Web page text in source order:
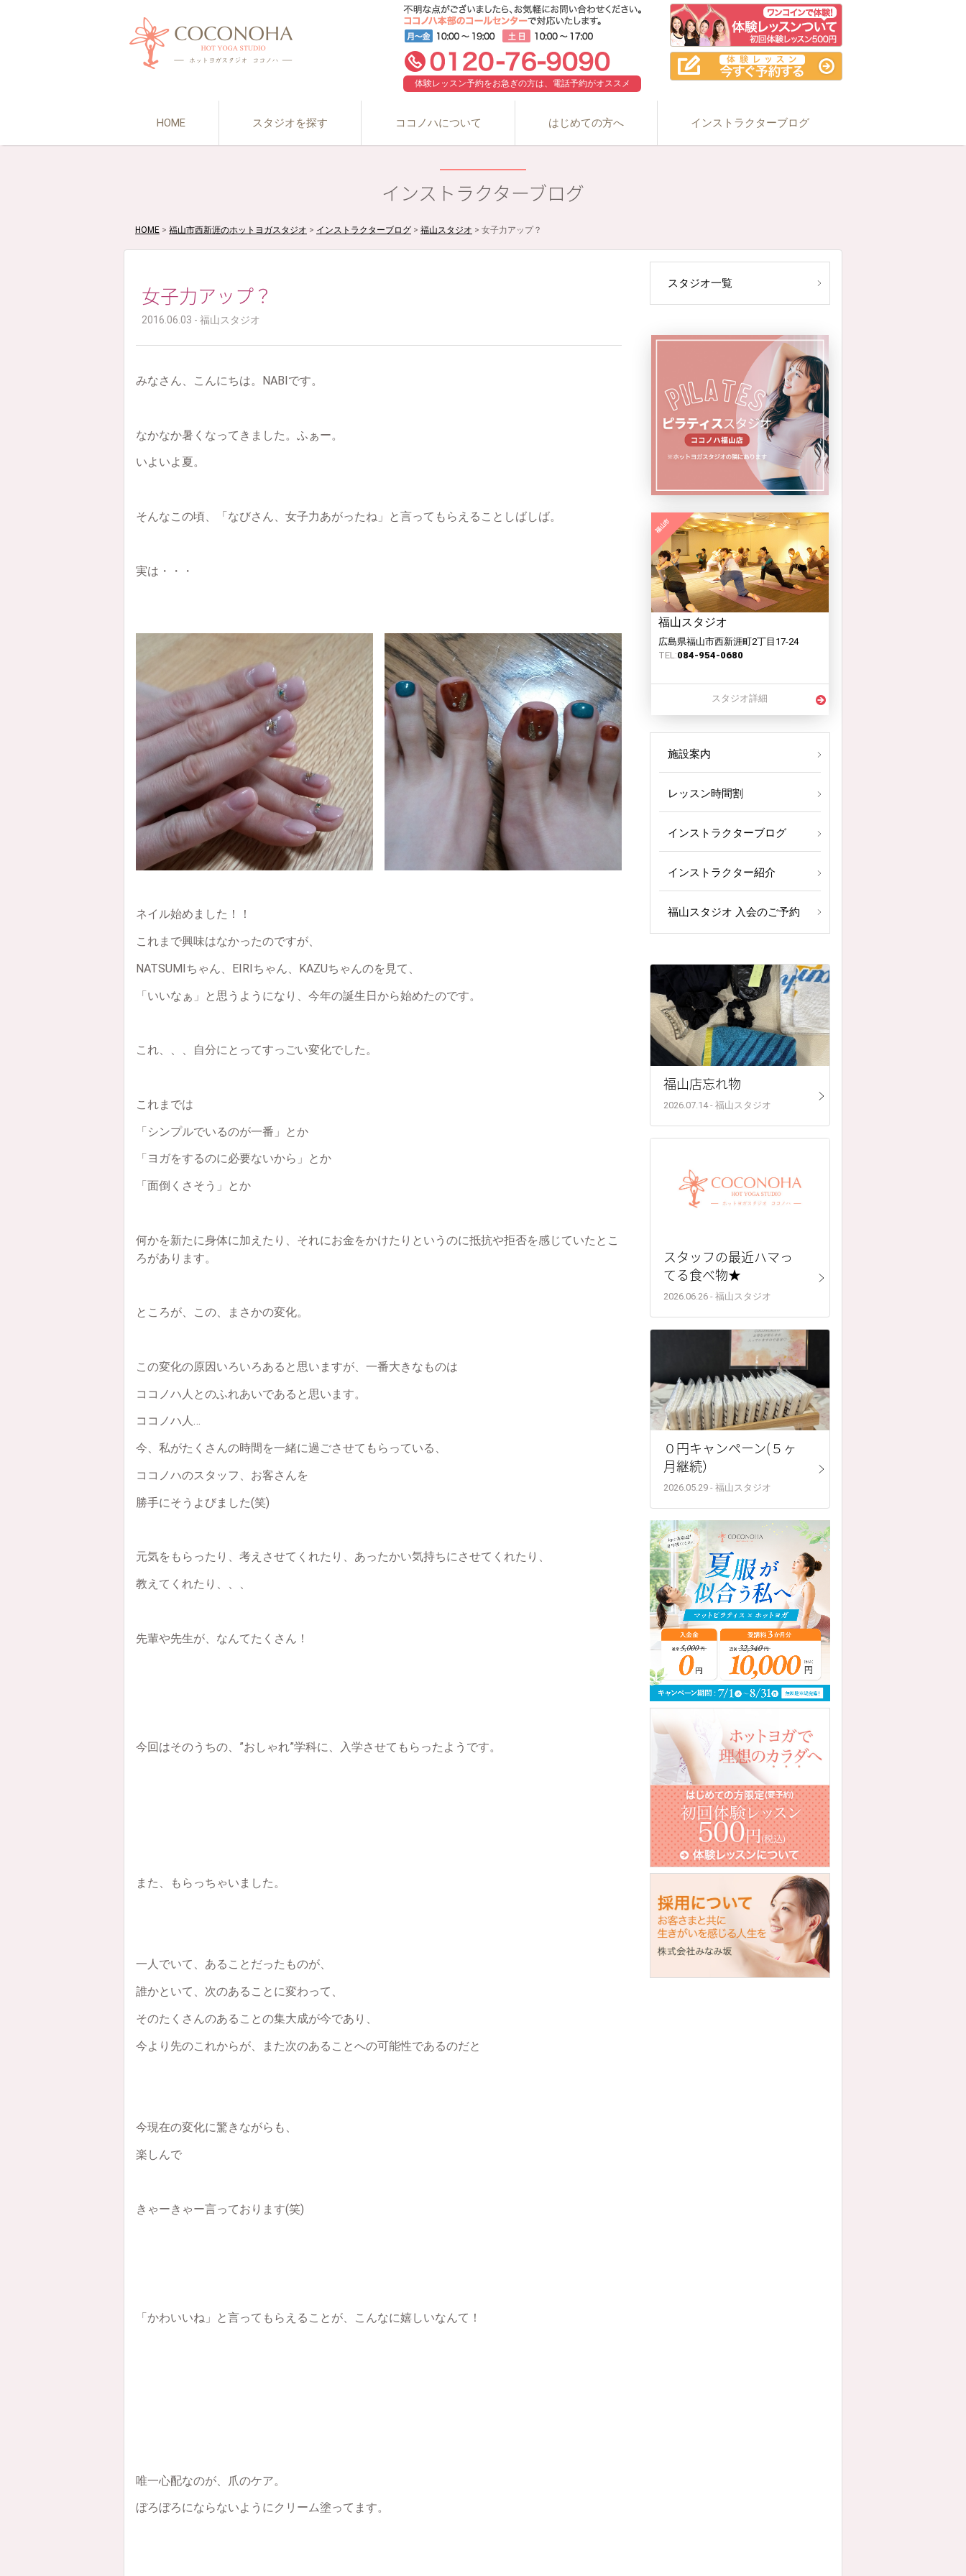
体験レッスン予約をお急ぎの方は、電話予約がオススメ
HOME スタジオを探す ココノハについて はじめての方へ インストラクターブログ
インストラクターブログ
HOME > 福山市西新涯のホットヨガスタジオ > インストラクターブログ > 福山スタジオ > 女子力アップ？
女子力アップ？
2016.06.03 - 福山スタジオ
みなさん、こんにちは。NABIです。
なかなか暑くなってきました。ふぁー。
いよいよ夏。
そんなこの頃、「なびさん、女子力あがったね」と言ってもらえることしばしば。
実は・・・
ネイル始めました！！
これまで興味はなかったのですが、
NATSUMIちゃん、EIRIちゃん、KAZUちゃんのを見て、
「いいなぁ」と思うようになり、今年の誕生日から始めたのです。
これ、、、自分にとってすっごい変化でした。
これまでは
「シンプルでいるのが一番」とか
「ヨガをするのに必要ないから」とか
「面倒くさそう」とか
何かを新たに身体に加えたり、それにお金をかけたりというのに抵抗や拒否を感じていたとこ
ろがあります。
ところが、この、まさかの変化。
この変化の原因いろいろあると思いますが、一番大きなものは
ココノハ人とのふれあいであると思います。
ココノハ人…
今、私がたくさんの時間を一緒に過ごさせてもらっている、
ココノハのスタッフ、お客さんを
勝手にそうよびました(笑)
元気をもらったり、考えさせてくれたり、あったかい気持ちにさせてくれたり、
教えてくれたり、、、
先輩や先生が、なんてたくさん！
今回はそのうちの、”おしゃれ”学科に、入学させてもらったようです。
また、もらっちゃいました。
一人でいて、あることだったものが、
誰かといて、次のあることに変わって、
そのたくさんのあることの集大成が今であり、
今より先のこれからが、また次のあることへの可能性であるのだと
今現在の変化に驚きながらも、
楽しんで
きゃーきゃー言っております(笑)
「かわいいね」と言ってもらえることが、こんなに嬉しいなんて！
唯一心配なのが、爪のケア。
ぼろぼろにならないようにクリーム塗ってます。
スタジオ一覧
福山スタジオ
広島県福山市西新涯町2丁目17-24
TEL:084-954-0680
スタジオ詳細
施設案内
レッスン時間割
インストラクターブログ
インストラクター紹介
福山スタジオ 入会のご予約
福山店忘れ物
2026.07.14 - 福山スタジオ
スタッフの最近ハマっ
てる食べ物★
2026.06.26 - 福山スタジオ
０円キャンペーン(５ヶ
月継続）
2026.05.29 - 福山スタジオ